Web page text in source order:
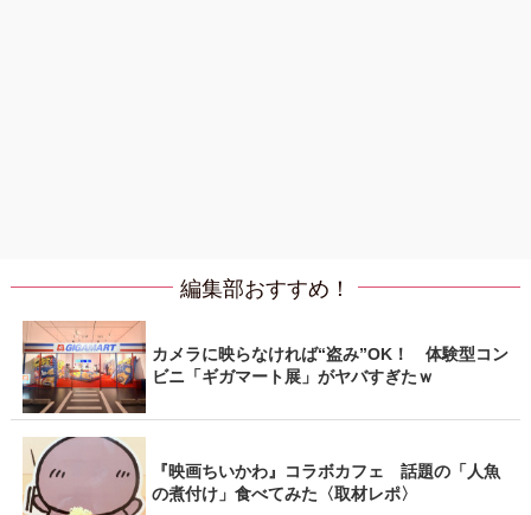
編集部おすすめ！
カメラに映らなければ“盗み”OK！ 体験型コン
ビニ「ギガマート展」がヤバすぎたｗ
『映画ちいかわ』コラボカフェ 話題の「人魚
の煮付け」食べてみた〈取材レポ〉